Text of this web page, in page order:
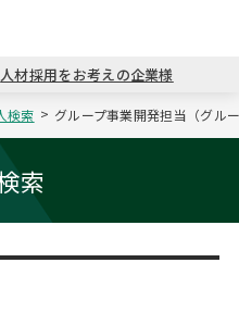
戻る
コンサ
戻る
キャリ
戻る
MBAの
戻る
日本か
戻る
パワー
人材採用をお考えの企業様
検索 グループ事業開発担当（グ
索